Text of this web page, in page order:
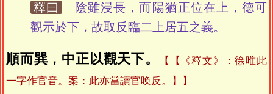
釋曰
陰雖浸長，而陽猶正位在上，德可
觀示於下，故取反臨二上居五之義。
順而巽，中正以觀天下。
【《釋文》：徐唯此
一字作官音。案：此亦當讀官唤反。】